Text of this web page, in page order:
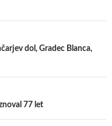
dol, Gradec Blanca,
77 let